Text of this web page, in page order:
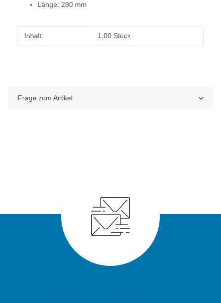
Länge: 280 mm
Produkteigenschaft
Wert
Inhalt: 1,00 Stück
Frage zum Artikel